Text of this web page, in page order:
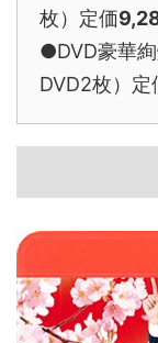
枚）定価
●DVD豪華
DVD2枚）定